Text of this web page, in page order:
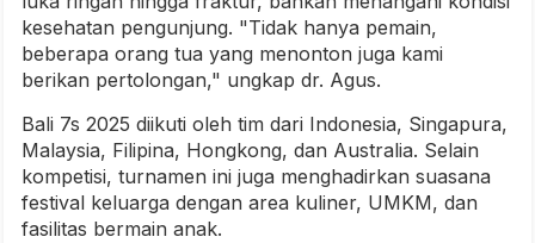
kesehatan pengunjung. "Tidak hanya pemain,
beberapa orang tua yang menonton juga kami
berikan pertolongan," ungkap dr. Agus.
Bali 7s 2025 diikuti oleh tim dari Indonesia, Singapura,
Malaysia, Filipina, Hongkong, dan Australia. Selain
kompetisi, turnamen ini juga menghadirkan suasana
festival keluarga dengan area kuliner, UMKM, dan
fasilitas bermain anak.